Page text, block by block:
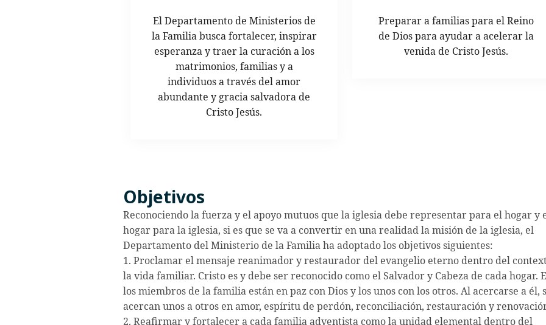
El Departamento de Ministerios de
la Familia busca fortalecer, inspirar
esperanza y traer la curación a los
matrimonios, familias y a
individuos a través del amor
abundante y gracia salvadora de
Cristo Jesús.
Preparar a familias para el Reino
de Dios para ayudar a acelerar la
venida de Cristo Jesús.
Objetivos
Reconociendo la fuerza y el apoyo mutuos que la iglesia debe representar para el hogar y
hogar para la iglesia, si es que se va a convertir en una realidad la misión de la iglesia, el
Departamento del Ministerio de la Familia ha adoptado los objetivos siguientes:
1. Proclamar el mensaje reanimador y restaurador del evangelio eterno dentro del
la vida familiar. Cristo es y debe ser reconocido como el Salvador y Cabeza de cada hogar.
los miembros de la familia están en paz con Dios y los unos con los otros. Al acercarse a él,
acercan unos a otros en amor, espíritu de perdón, reconciliación, restauración y
2. Reafirmar y fortalecer a cada familia adventista como la unidad elemental dentro del